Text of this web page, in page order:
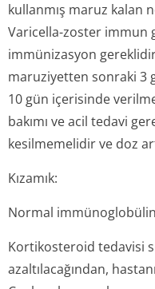
kullanmış maruz kalan
Varicella-zoster immun
immünizasyon
maruziyetten sonraki 3
10 gün içerisinde
bakımı ve acil tedavi
kesilmemelidir ve doz
Kızamık:
Normal
Kortikosteroid tedavisi
azaltılacağından,